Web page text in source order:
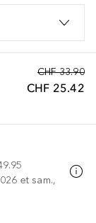
CHF 33.90
CHF 25.42
et sam.,